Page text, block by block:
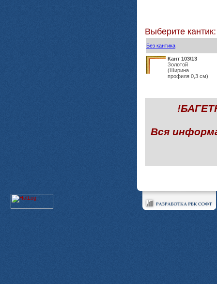
Выберите кантик:
Без кантика
Кант 103\13
Золотой
(Ширина
профиля 0,3 см)
Вся